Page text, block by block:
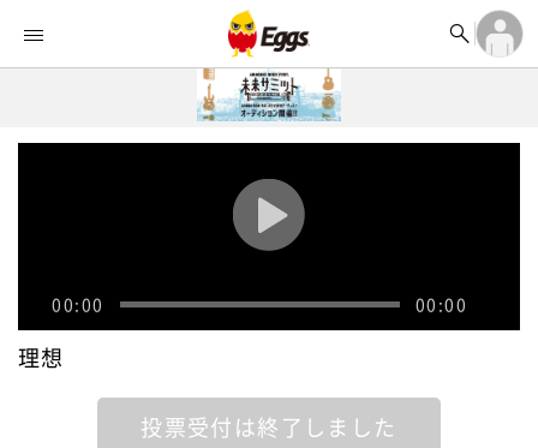


ランキング 
記事 

ログイン
アカウント登録
00:00 00:00
理想
投票受付は終了しました